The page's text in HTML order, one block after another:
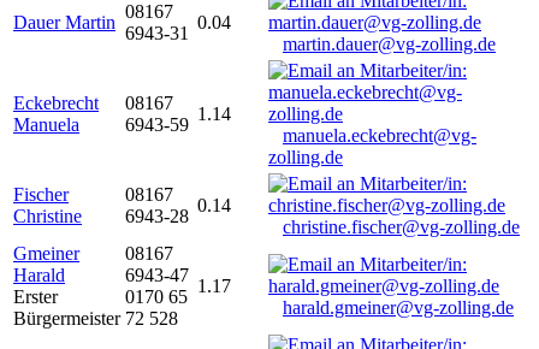
Dauer Martin
08167
6943-31
0.04
martin.dauer@vg-zolling.de
Eckebrecht
Manuela
08167
6943-59
1.14
manuela.eckebrecht@vg-
zolling.de
Fischer
Christine
08167
6943-28
0.14
christine.fischer@vg-zolling.de
Gmeiner
Harald
Erster
Bürgermeister
08167
6943-47
0170 65
72 528
1.17
harald.gmeiner@vg-zolling.de